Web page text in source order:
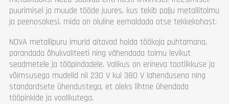
puurimisel ja muude tööde juures, kus tekib palju metallitolmu
ja peenosakesi, mida on oluline eemaldada otse tekkekohast.
NOVA metallipuru imurid aitavad hoida töökoja puhtamana,
parandada õhukvaliteeti ning vähendada tolmu levikut
seadmetele ja tööpindadele. Valikus on erineva tootlikkuse ja
võimsusega mudelid nii 230 V kui 380 V lahendusena ning
standardsete ühendustega, et oleks lihtne ühendada
tööpinkide ja voolikutega.